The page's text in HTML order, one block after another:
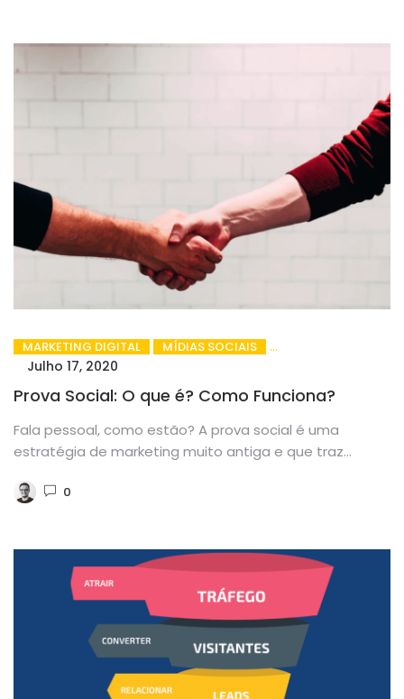
MARKETING DIGITAL MÍDIAS SOCIAIS
Julho 17, 2020
Prova Social: O que é? Como Funciona?
Fala pessoal, como estão? A prova social é uma
estratégia de marketing muito antiga e que traz
0